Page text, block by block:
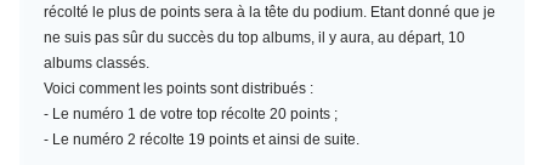
récolté le plus de points sera à la tête du podium. Etant donné que je
ne suis pas sûr du succès du top albums, il y aura, au départ, 10
albums classés.
Voici comment les points sont distribués :
- Le numéro 1 de votre top récolte 20 points ;
- Le numéro 2 récolte 19 points et ainsi de suite.